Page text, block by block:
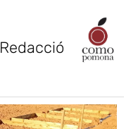
Redacció